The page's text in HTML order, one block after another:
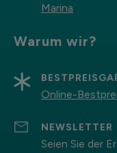
Marina
Warum wir?
Online-
NEWSLETTER
Seien Sie der